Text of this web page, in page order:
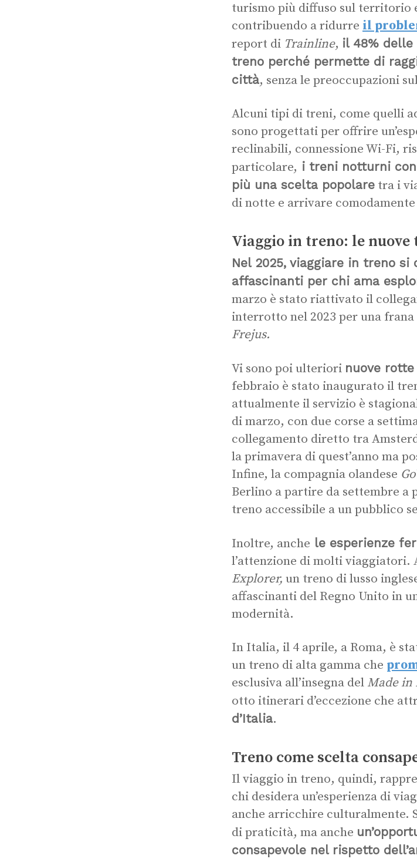
turismo più diffuso sul territorio
contribuendo a ridurre il
report di Trainline, il 48%
treno perché permette di
città, senza le preoccupazioni
Alcuni tipi di treni, come quelli
sono progettati per offrire
reclinabili, connessione Wi-Fi,
particolare, i treni notturni
più una scelta popolare tra i
di notte e arrivare
Viaggio in treno: le nuove
Nel 2025, viaggiare in treno
affascinanti per chi ama
marzo è stato riattivato il
interrotto nel 2023 per una
Frejus.
Vi sono poi ulteriori nuove
febbraio è stato inaugurato il
attualmente il servizio è
di marzo, con due corse a
collegamento diretto tra
la primavera di quest’anno ma
Infine, la compagnia olandese
Berlino a partire da settembre
treno accessibile a un pubblico
Inoltre, anche le esperienze
l’attenzione di molti viaggiatori.
Explorer, un treno di lusso
affascinanti del Regno Unito in
modernità.
In Italia, il 4 aprile, a Roma, è
un treno di alta gamma che
esclusiva all’insegna del Made in
otto itinerari d’eccezione che
d’Italia.
Treno come scelta
Il viaggio in treno, quindi,
chi desidera un’esperienza di
anche arricchire culturalmente.
di praticità, ma anche
consapevole nel rispetto